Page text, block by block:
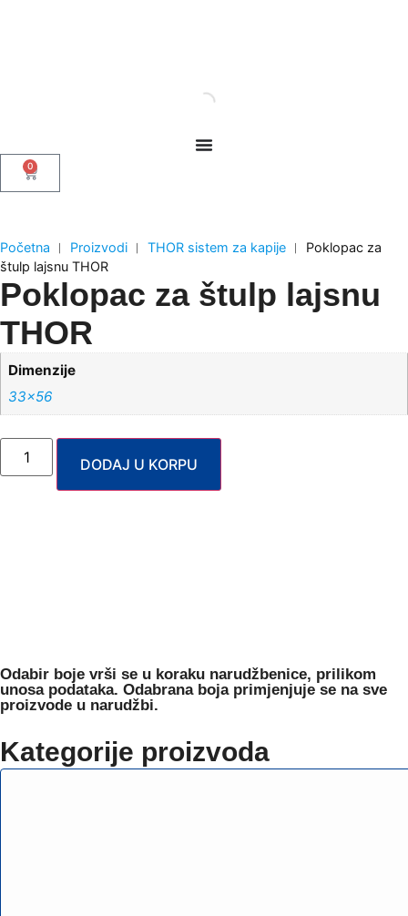
0
Početna ︱ Proizvodi ︱ THOR sistem za kapije ︱ Poklopac za
štulp lajsnu THOR
Poklopac za štulp lajsnu
THOR
Dimenzije
33×56
DODAJ U KORPU
Odabir boje vrši se u koraku narudžbenice, prilikom
unosa podataka. Odabrana boja primjenjuje se na sve
proizvode u narudžbi.
Kategorije proizvoda